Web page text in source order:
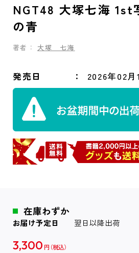
NGT48 大塚七海 1st
の青
著者： 大塚 七海
発売日 2026年02月
在庫わずか
お届け予定日 翌日以降出荷
3,300 円